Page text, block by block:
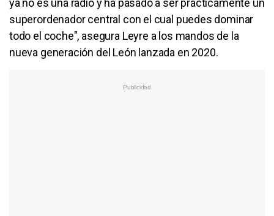
ya no es una radio y ha pasado a ser prácticamente un
superordenador central con el cual puedes dominar
todo el coche", asegura Leyre a los mandos de la
nueva generación del León lanzada en 2020.